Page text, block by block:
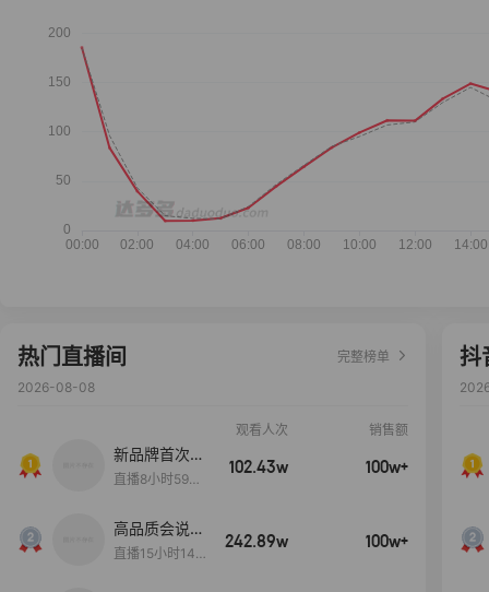
热门直播间
完整榜单
2026-08-08
观看人次 销售额
新品牌首次大
上新
直播8小时59分
102.43w 100w+
高品质会说
话….
直播15小时14
242.89w 100w+
抖